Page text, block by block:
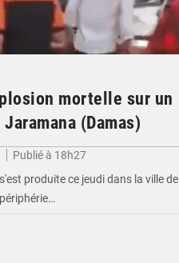
mortelle sur un
(Damas)
Publié à 18h27
produite ce jeudi dans la ville de